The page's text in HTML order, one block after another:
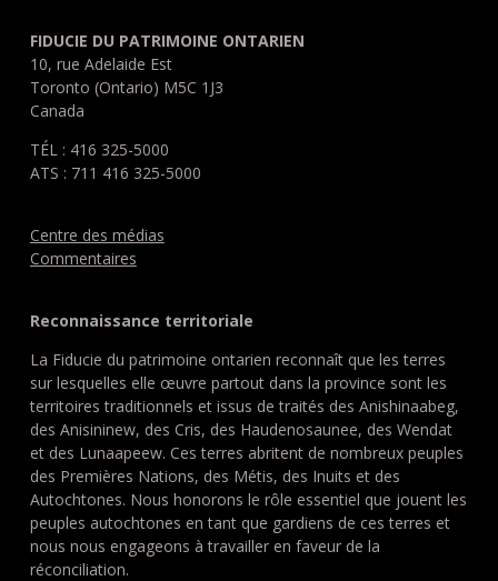
FIDUCIE DU PATRIMOINE ONTARIEN
10, rue Adelaide Est
Toronto (Ontario) M5C 1J3
Canada
TÉL : 416 325-5000
ATS : 711 416 325-5000
Centre des médias
Commentaires
Reconnaissance territoriale
La Fiducie du patrimoine ontarien reconnaît que les terres
sur lesquelles elle œuvre partout dans la province sont les
territoires traditionnels et issus de traités des Anishinaabeg,
des Anisininew, des Cris, des Haudenosaunee, des Wendat
et des Lunaapeew. Ces terres abritent de nombreux peuples
des Premières Nations, des Métis, des Inuits et des
Autochtones. Nous honorons le rôle essentiel que jouent les
peuples autochtones en tant que gardiens de ces terres et
nous nous engageons à travailler en faveur de la
réconciliation.